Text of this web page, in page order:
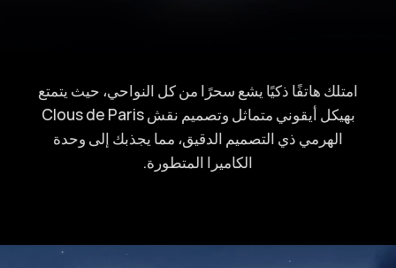
امتلك هاتفًا ذكيًا يشع سحرًا من كل النواحي، حيث يتمتع
بهيكل أيقوني متماثل وتصميم نقش Clous de Paris
الهرمي ذي التصميم الدقيق، مما يجذبك إلى وحدة
الكاميرا المتطورة.